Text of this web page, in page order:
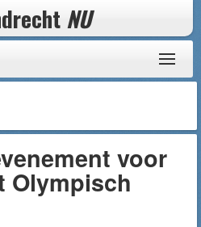
NU
voor
Olympisch